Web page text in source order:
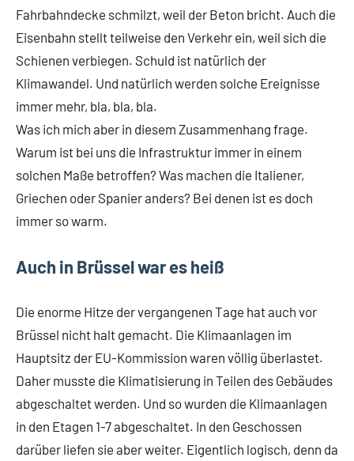
Fahrbahndecke schmilzt, weil der Beton bricht. Auch die
Eisenbahn stellt teilweise den Verkehr ein, weil sich die
Schienen verbiegen. Schuld ist natürlich der
Klimawandel. Und natürlich werden solche Ereignisse
immer mehr, bla, bla, bla.
Was ich mich aber in diesem Zusammenhang frage.
Warum ist bei uns die Infrastruktur immer in einem
solchen Maße betroffen? Was machen die Italiener,
Griechen oder Spanier anders? Bei denen ist es doch
immer so warm.
Auch in Brüssel war es heiß
Die enorme Hitze der vergangenen Tage hat auch vor
Brüssel nicht halt gemacht. Die Klimaanlagen im
Hauptsitz der EU-Kommission waren völlig überlastet.
Daher musste die Klimatisierung in Teilen des Gebäudes
abgeschaltet werden. Und so wurden die Klimaanlagen
in den Etagen 1-7 abgeschaltet. In den Geschossen
darüber liefen sie aber weiter. Eigentlich logisch, denn da